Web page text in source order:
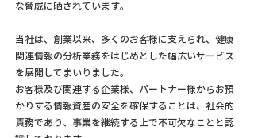
な脅威に晒されています。
当社は、創業以来、多くのお客様に支えられ、健康
関連情報の分析業務をはじめとした幅広いサービス
を展開してまいりました。
お客様及び関連する企業様、パートナー様からお預
かりする情報資産の安全を確保することは、社会的
責務であり、事業を継続する上で不可欠なことと認